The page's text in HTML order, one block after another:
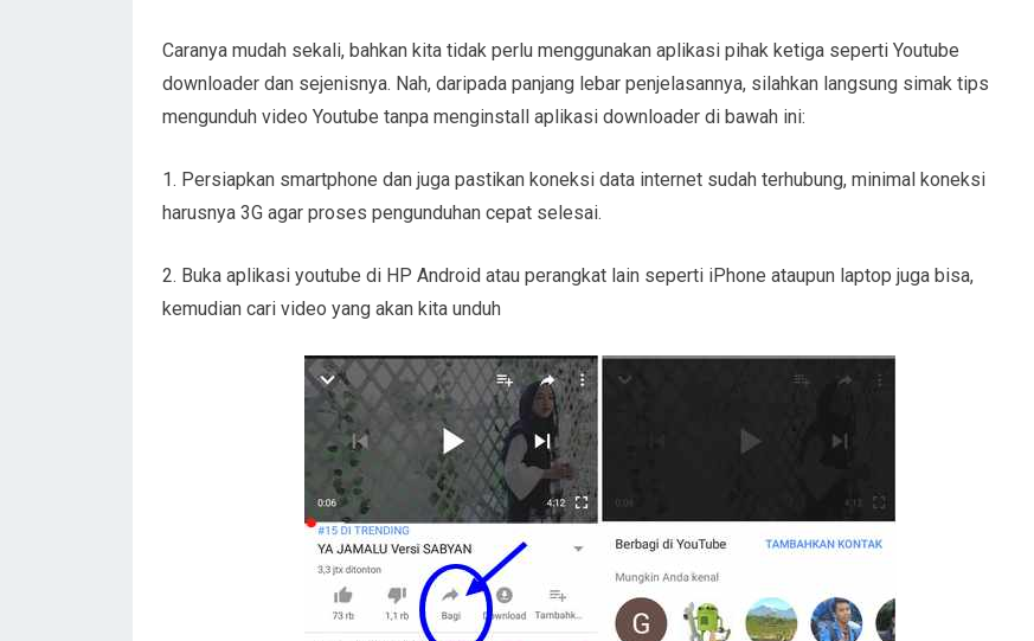
Caranya mudah sekali, bahkan kita tidak perlu menggunakan aplikasi pihak ketiga seperti Youtube
downloader dan sejenisnya. Nah, daripada panjang lebar penjelasannya, silahkan langsung simak tips
mengunduh video Youtube tanpa menginstall aplikasi downloader di bawah ini:
1. Persiapkan smartphone dan juga pastikan koneksi data internet sudah terhubung, minimal koneksi
harusnya 3G agar proses pengunduhan cepat selesai.
2. Buka aplikasi youtube di HP Android atau perangkat lain seperti iPhone ataupun laptop juga bisa,
kemudian cari video yang akan kita unduh